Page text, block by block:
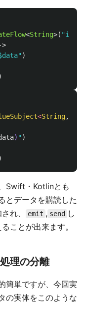
<String>(
>
)
<String,
) " )
Swift・Kotlinとも
とデータを購読した
れ、 emit , send し
ことが出来ます。
理の分離
簡単ですが、今回実
の実体をこのような